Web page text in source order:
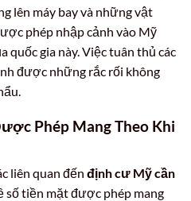
lên máy bay và những vật
phép nhập cảnh vào Mỹ
quốc gia này. Việc tuân thủ các
được những rắc rối không
Phép Mang Theo Khi
liên quan đến định cư Mỹ cần
số tiền mặt được phép mang